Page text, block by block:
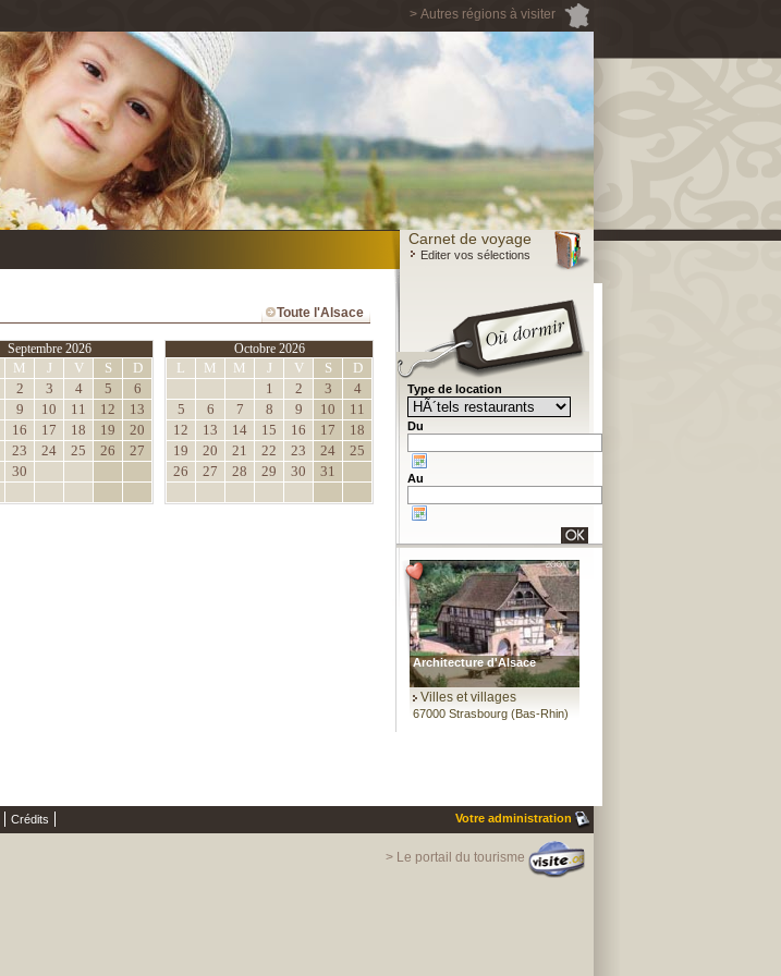
> Autres régions à visiter
Carnet de voyage
Editer vos sélections
Toute l'Alsace
Septembre 2026
M J V S
D
2 3 4 5
6
9 10 11 12
13
16 17 18 19
20
23 24 25 26
27
30
Octobre 2026
L M M J V S
D
1
2 3
4
5
6 7 8 9 10
11
12
13 14 15 16 17
18
19
20 21 22 23 24
25
26
27 28 29 30 31
Type de location
Du
Au
Architecture d'Alsace
Villes et villages
67000 Strasbourg (Bas-Rhin)
Crédits Votre administration
> Le portail du tourisme